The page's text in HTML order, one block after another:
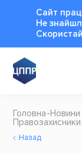
Сайт
Не
Головна Новини
Назад